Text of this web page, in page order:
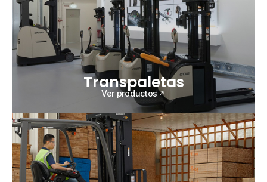
Transpaletas
Ver productos